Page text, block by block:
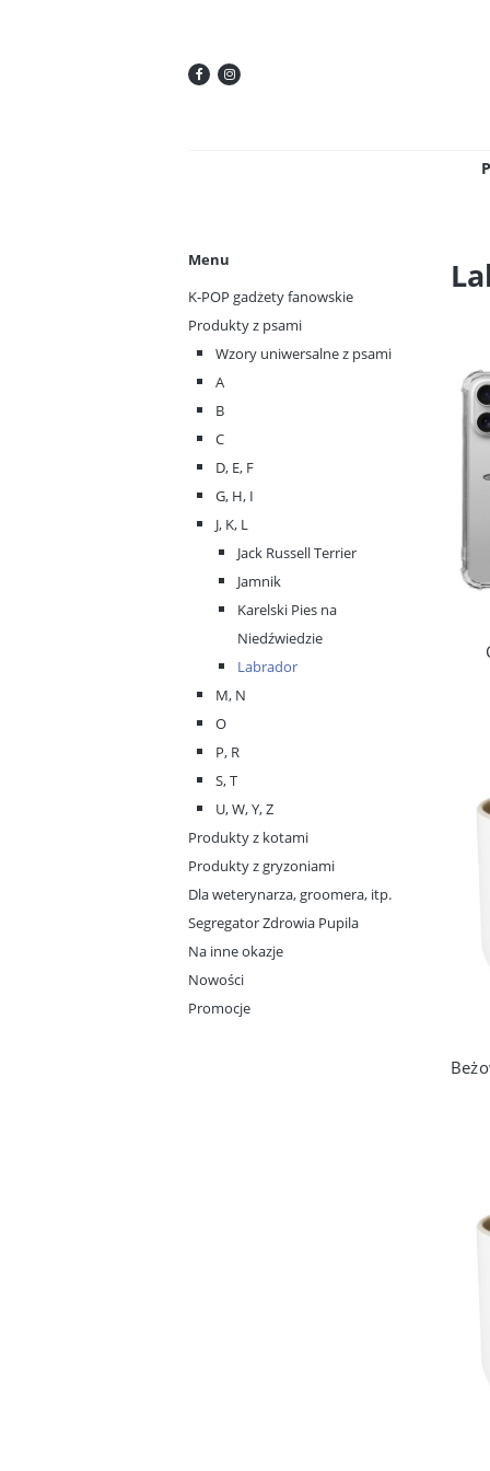
Menu
K-POP gadżety fanowskie
Produkty z psami
Wzory uniwersalne z psami
A
B
C
D, E, F
G, H, I
J, K, L
Jack Russell Terrier
Jamnik
Karelski Pies na
Niedźwiedzie
Labrador
M, N
O
P, R
S, T
U, W, Y, Z
Produkty z kotami
Produkty z gryzoniami
Dla weterynarza, groomera, itp.
Segregator Zdrowia Pupila
Na inne okazje
Nowości
Promocje